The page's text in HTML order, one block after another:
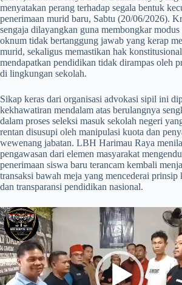
menyatakan perang terhadap segala bentuk
penerimaan murid baru, Sabtu (20/06/2026).
sengaja dilayangkan guna membongkar modus
oknum tidak bertanggung jawab yang kerap
murid, sekaligus memastikan hak
mendapatkan pendidikan tidak dirampas oleh
di lingkungan sekolah.
​Sikap keras dari organisasi advokasi sipil ini
kekhawatiran mendalam atas berulangnya
dalam proses seleksi masuk sekolah negeri
rentan disusupi oleh manipulasi kuota dan
wewenang jabatan. LBH Harimau Raya
pengawasan dari elemen masyarakat
penerimaan siswa baru terancam kembali
transaksi bawah meja yang mencederai prinsip
dan transparansi pendidikan nasional.
Pemutar
Video